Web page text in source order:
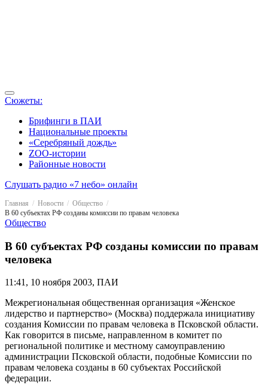
Сюжеты:
Брифинги в ПАИ
Национальные проекты
«Серебряный дождь»
ZOO-истории
Районные новости
Слушать радио «7 небо» онлайн
Главная Новости
Общество
В 60 субъектах РФ созданы комиссии по правам человека
Общество
В 60 субъектах РФ созданы комиссии по правам
человека
11:41, 10 ноября 2003, ПАИ
Межрегиональная общественная организация «Женское
лидерство и партнерство» (Москва) поддержала инициативу
создания Комиссии по правам человека в Псковской области.
Как говорится в письме, направленном в комитет по
региональной политике и местному самоуправлению
администрации Псковской области, подобные Комиссии по
правам человека созданы в 60 субъектах Российской
федерации.